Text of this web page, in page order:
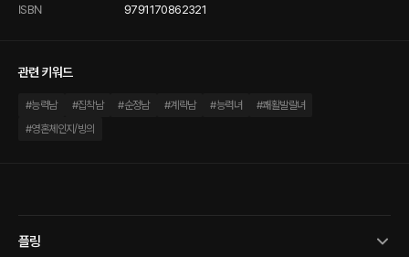
ISBN 9791170862321
관련 키워드
#능력남 #집착남 #순정남 #계략남 #능력녀 #쾌활발랄녀
#영혼체인지/빙의
플링